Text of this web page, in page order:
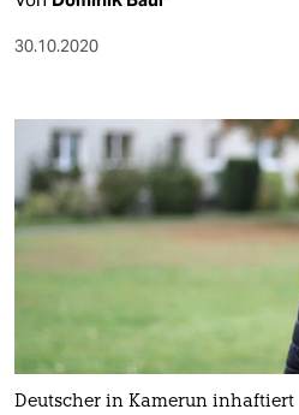
30.10.2020
Deutscher in Kamerun inhaftiert